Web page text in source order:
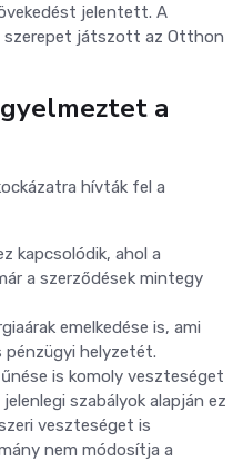
jelentett. A
szerepet játszott az Otthon
a
hívták fel a
kapcsolódik, ahol a
a szerződések mintegy
emelkedése is, ami
helyzetét.
is komoly veszteséget
szabályok alapján ez
veszteséget is
nem módosítja a